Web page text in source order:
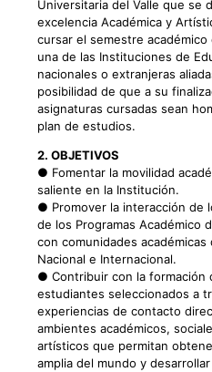
Universitaria del Valle que se
excelencia Académica y
cursar el semestre académico
una de las Instituciones de
nacionales o extranjeras
posibilidad de que a su
asignaturas cursadas sean
plan de estudios.
2. OBJETIVOS
● Fomentar la movilidad
saliente en la Institución.
● Promover la interacción de
de los Programas Académico
con comunidades académicas
Nacional e Internacional.
● Contribuir con la formación
estudiantes seleccionados a
experiencias de contacto
ambientes académicos,
artísticos que permitan
amplia del mundo y